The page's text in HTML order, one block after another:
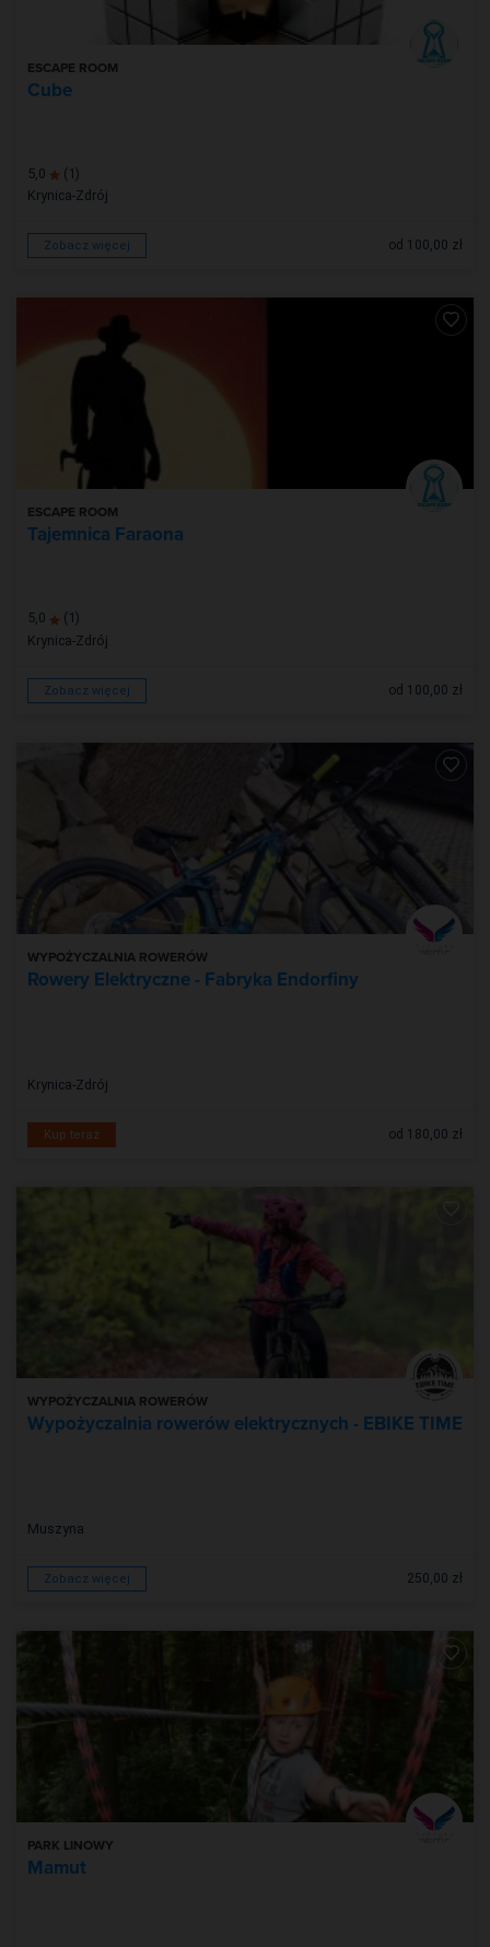
ESCAPE ROOM
Cube
5,0
(1)
Krynica-Zdrój
Zobacz więcej od 100,00 zł
ESCAPE ROOM
Tajemnica Faraona
5,0
(1)
Krynica-Zdrój
Zobacz więcej od 100,00 zł
WYPOŻYCZALNIA ROWERÓW
Rowery Elektryczne - Fabryka Endorfiny
Krynica-Zdrój
Kup teraz od 180,00 zł
WYPOŻYCZALNIA ROWERÓW
Wypożyczalnia rowerów elektrycznych - EBIKE TIME
Muszyna
Zobacz więcej 250,00 zł
PARK LINOWY
Mamut